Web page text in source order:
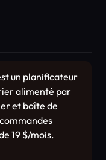
un planificateur
alimenté par
et boîte de
19 $/mois.